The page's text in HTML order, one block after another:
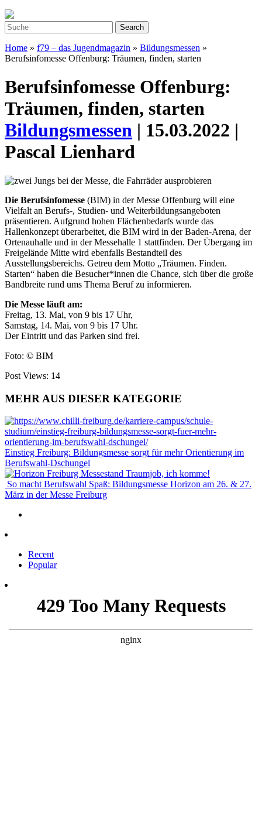
Home » f79 – das Jugendmagazin » Bildungsmessen »
Berufsinfomesse Offenburg: Träumen, finden, starten
Berufsinfomesse Offenburg:
Träumen, finden, starten
Bildungsmessen | 15.03.2022 |
Pascal Lienhard
Die Berufsinfomesse (BIM) in der Messe Offenburg will eine
Vielfalt an Berufs-, Studien- und Weiterbildungsangeboten
präsentieren. Aufgrund hohen Flächenbedarfs wurde das
Hallenkonzept überarbeitet, die BIM wird in der Baden-Arena, der
Ortenauhalle und in der Messehalle 1 stattfinden. Der Übergang im
Freigelände Mitte wird ebenfalls Bestandteil des
Ausstellungsbereichs. Getreu dem Motto „Träumen. Finden.
Starten“ haben die Besucher*innen die Chance, sich über die große
Bandbreite rund ums Thema Beruf zu informieren.
Die Messe läuft am:
Freitag, 13. Mai, von 9 bis 17 Uhr,
Samstag, 14. Mai, von 9 bis 17 Uhr.
Der Eintritt und das Parken sind frei.
Foto: © BIM
Post Views: 14
MEHR AUS DIESER KATEGORIE
Einstieg Freiburg: Bildungsmesse sorgt für mehr Orientierung im
Berufswahl-Dschungel
Traumjob, ich komme!
So macht Berufswahl Spaß: Bildungsmesse Horizon am 26. & 27.
März in der Messe Freiburg
Recent
Popular